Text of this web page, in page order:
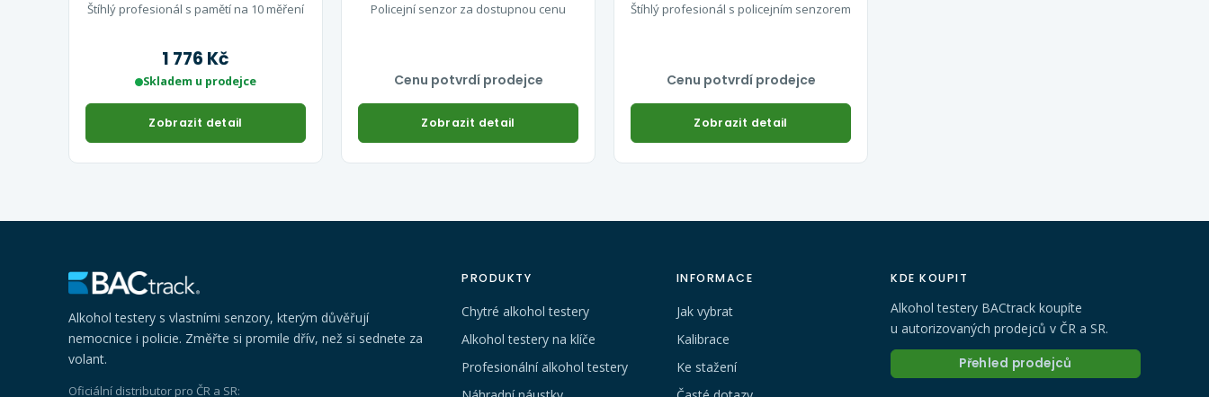
Štíhlý profesionál s pamětí na 10 měření
1 776 Kč
Skladem u prodejce
Zobrazit detail
Policejní senzor za dostupnou cenu
Cenu potvrdí prodejce
Zobrazit detail
Štíhlý profesionál s policejním senzorem
Cenu potvrdí prodejce
Zobrazit detail
Alkohol testery s vlastními senzory, kterým důvěřují
nemocnice i policie. Změřte si promile dřív, než si sednete za
volant.
Oficiální distributor pro ČR a SR:
PRODUKTY
Chytré alkohol testery
Alkohol testery na klíče
Profesionální alkohol testery
INFORMACE
Jak vybrat
Kalibrace
Ke stažení
KDE KOUPIT
Alkohol testery BACtrack koupíte
u autorizovaných prodejců v ČR a SR.
Přehled prodejců